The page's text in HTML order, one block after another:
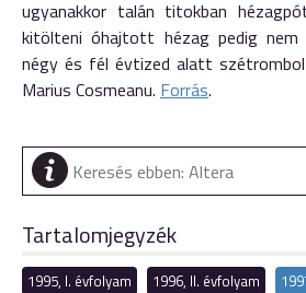
ugyanakkor talán titokban
kitölteni óhajtott hézag pedig
négy és fél évtized alatt
Marius Cosmeanu. Forrás.
Tartalomjegyzék
1995, I. évfolyam 1996, II. évfolyam